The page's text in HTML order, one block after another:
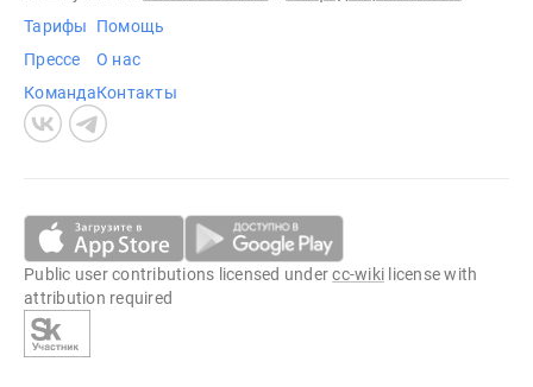
Тарифы
Прессе
Команда
Помощь
О нас
Контакты
Public user contributions licensed undercc-wiki license with
attribution required